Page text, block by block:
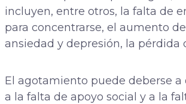
incluyen, entre otros, la falta de
para concentrarse, el aumento
ansiedad y depresión, la pérdida
El agotamiento puede deberse
a la falta de apoyo social y a la